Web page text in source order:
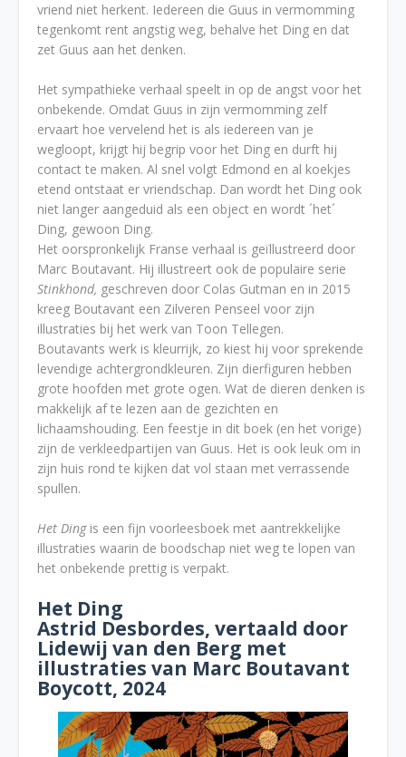
vriend niet herkent. Iedereen die Guus in vermomming
tegenkomt rent angstig weg, behalve het Ding en dat
zet Guus aan het denken.
Het sympathieke verhaal speelt in op de angst voor het
onbekende. Omdat Guus in zijn vermomming zelf
ervaart hoe vervelend het is als iedereen van je
wegloopt, krijgt hij begrip voor het Ding en durft hij
contact te maken. Al snel volgt Edmond en al koekjes
etend ontstaat er vriendschap. Dan wordt het Ding ook
niet langer aangeduid als een object en wordt ´het´
Ding, gewoon Ding.
Het oorspronkelijk Franse verhaal is geïllustreerd door
Marc Boutavant. Hij illustreert ook de populaire serie
Stinkhond, geschreven door Colas Gutman en in 2015
kreeg Boutavant een Zilveren Penseel voor zijn
illustraties bij het werk van Toon Tellegen.
Boutavants werk is kleurrijk, zo kiest hij voor sprekende
levendige achtergrondkleuren. Zijn dierfiguren hebben
grote hoofden met grote ogen. Wat de dieren denken is
makkelijk af te lezen aan de gezichten en
lichaamshouding. Een feestje in dit boek (en het vorige)
zijn de verkleedpartijen van Guus. Het is ook leuk om in
zijn huis rond te kijken dat vol staan met verrassende
spullen.
Het Dingis een fijn voorleesboek met aantrekkelijke
illustraties waarin de boodschap niet weg te lopen van
het onbekende prettig is verpakt.
Het Ding
Astrid Desbordes, vertaald door
Lidewij van den Berg met
illustraties van Marc Boutavant
Boycott, 2024